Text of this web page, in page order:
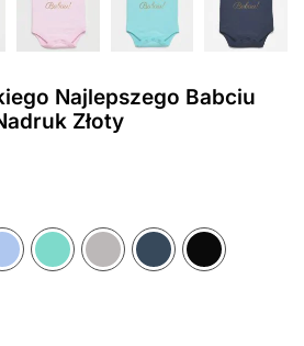
Najlepszego Babciu
Złoty
Różowy Ciemny Różowy
Błękitny MiętowySzary